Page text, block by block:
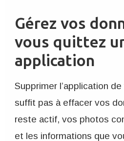
Gérez vos
vous quittez
application
Supprimer l’application
suffit pas à effacer vos
reste actif, vos photos
et les informations que